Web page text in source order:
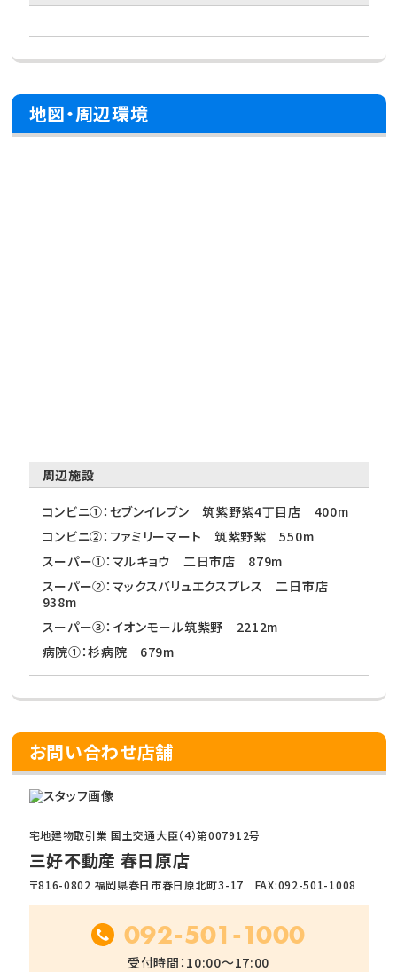
地図・周辺環境
周辺施設
コンビニ①：セブンイレブン 筑紫野紫4丁目店 400m
コンビニ②：ファミリーマート 筑紫野紫 550m
スーパー①：マルキョウ 二日市店 879m
スーパー②：マックスバリュエクスプレス 二日市店
938m
スーパー③：イオンモール筑紫野 2212m
病院①：杉病院 679m
お問い合わせ店舗
宅地建物取引業 国土交通大臣（4）第007912号
三好不動産 春日原店
〒816-0802 福岡県春日市春日原北町3-17 FAX:092-501-1008
092-501-1000
受付時間：10:00～17:00